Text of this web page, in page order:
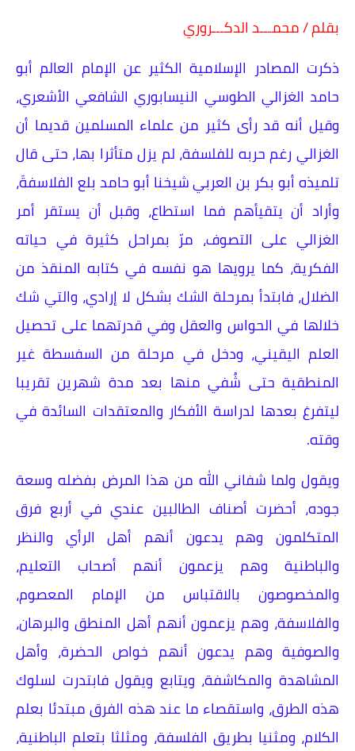
بقلم / محمـــد الدكـــروري
ذكرت المصادر الإسلامية الكثير عن الإمام العالم أبو
حامد الغزالي الطوسي النيسابوري الشافعي الأشعري،
وقيل أنه قد رأى كثير من علماء المسلمين قديما أن
الغزالي رغم حربه للفلسفة، لم يزل متأثرا بها، حتى قال
تلميذه أبو بكر بن العربي شيخنا أبو حامد بلع الفلاسفةَ،
وأراد أن يتقيأهم فما استطاع، وقبل أن يستقر أمر
الغزالي على التصوف، مرّ بمراحل كثيرة في حياته
الفكرية، كما يرويها هو نفسه في كتابه المنقذ من
الضلال، فابتدأ بمرحلة الشك بشكل لا إرادي، والتي شك
خلالها في الحواس والعقل وفي قدرتهما على تحصيل
العلم اليقيني، ودخل في مرحلة من السفسطة غير
المنطقية حتى شُفي منها بعد مدة شهرين تقريبا
ليتفرغ بعدها لدراسة الأفكار والمعتقدات السائدة في
وقته.
ويقول ولما شفاني الله من هذا المرض بفضله وسعة
جوده، أحضرت أصناف الطالبين عندي في أربع فرق
المتكلمون وهم يدعون أنهم أهل الرأي والنظر
والباطنية وهم يزعمون أنهم أصحاب التعليم،
والمخصوصون بالاقتباس من الإمام المعصوم،
والفلاسفة، وهم يزعمون أنهم أهل المنطق والبرهان،
والصوفية وهم يدعون أنهم خواص الحضرة، وأهل
المشاهدة والمكاشفة، ويتابع ويقول فابتدرت لسلوك
هذه الطرق، واستقصاء ما عند هذه الفرق مبتدئا بعلم
الكلام، ومثنيا بطريق الفلسفة، ومثلثا بتعلم الباطنية،